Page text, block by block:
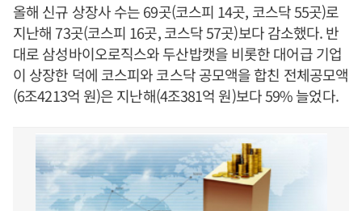
올해 신규 상장사 수는 69곳(코스피 14곳, 코스닥 55곳)로
지난해 73곳(코스피 16곳, 코스닥 57곳)보다 감소했다. 반
대로 삼성바이오로직스와 두산밥캣을 비롯한 대어급 기업
이 상장한 덕에 코스피와 코스닥 공모액을 합친 전체공모액
(6조4213억 원)은 지난해(4조381억 원)보다 59% 늘었다.